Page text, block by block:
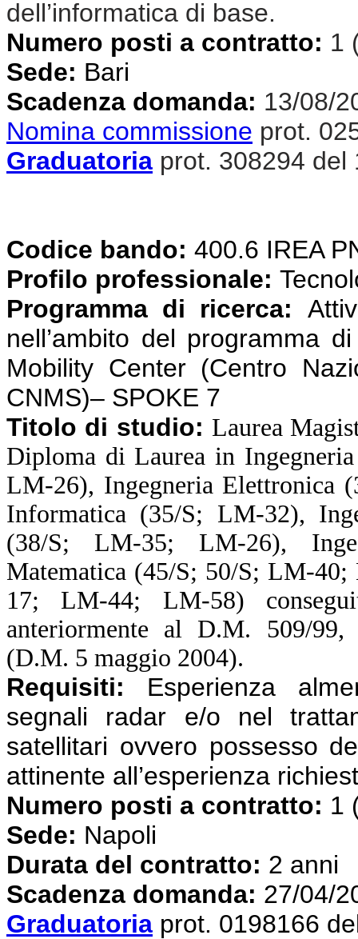
dell’informatica di base.
Numero posti a contratto: 1
Sede: Bari
Scadenza domanda: 13/08/
Nomina commissione prot.
Graduatoria prot. 308294 del
Codice bando: 400.6 IREA
Profilo professionale:
Programma di ricerca:
nell’ambito del programma
Mobility Center (Centro
CNMS)– SPOKE 7
Titolo di studio: Laurea
Diploma di Laurea in
LM-26), Ingegneria Elettronica
Informatica (35/S; LM-32),
(38/S; LM-35; LM-26),
Matematica (45/S; 50/S; LM-
17; LM-44; LM-58)
anteriormente al D.M. 509/99,
(D.M. 5 maggio 2004).
Requisiti: Esperienza
segnali radar e/o nel
satellitari ovvero possesso
attinente all’esperienza
Numero posti a contratto: 1
Sede: Napoli
Durata del contratto: 2 anni
Scadenza domanda: 27/04/
Graduatoria prot. 0198166